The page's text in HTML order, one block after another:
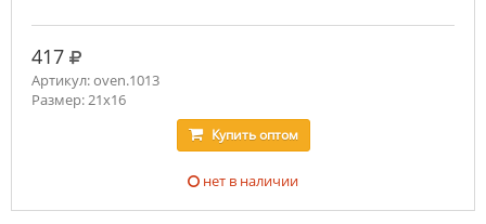
417 руб.
Артикул: oven.1013
Размер: 21х16
Купитьоптом
нет в наличии